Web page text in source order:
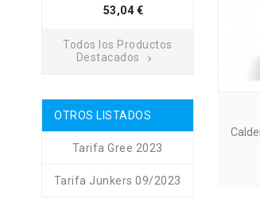
Precio
53,04 €
Todos los Productos
Destacados

OTROS LISTADOS
Tarifa Gree 2023
Tarifa Junkers 09/2023